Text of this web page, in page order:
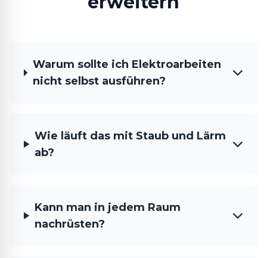
Warum sollte ich Elektroarbeiten
nicht selbst ausführen?
Wie läuft das mit Staub und Lärm
ab?
Kann man in jedem Raum
nachrüsten?